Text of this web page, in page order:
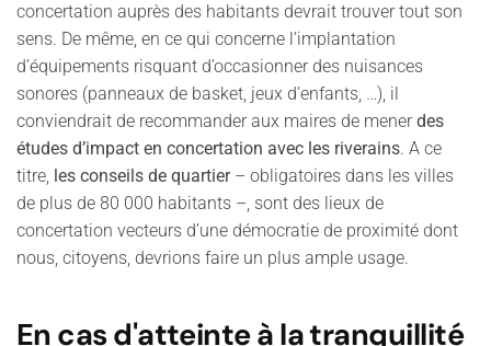
concertation auprès des habitants devrait trouver tout son
sens. De même, en ce qui concerne l’implantation
d’équipements risquant d’occasionner des nuisances
sonores (panneaux de basket, jeux d’enfants, …), il
conviendrait de recommander aux maires de mener des
études d’impact en concertation avec les riverains. A ce
titre, les conseils de quartier– obligatoires dans les villes
de plus de 80 000 habitants –, sont des lieux de
concertation vecteurs d’une démocratie de proximité dont
nous, citoyens, devrions faire un plus ample usage.
En cas d'atteinte à la tranquillité